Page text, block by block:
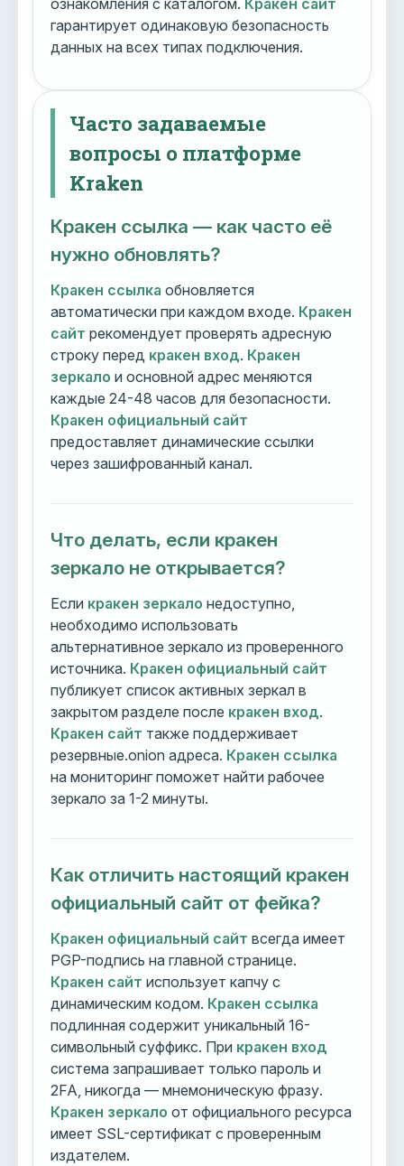
ознакомления с каталогом. Кракен сайт
гарантирует одинаковую безопасность
данных на всех типах подключения.
Часто задаваемые
вопросы о платформе
Kraken
Кракен ссылка — как часто её
нужно обновлять?
Кракен ссылка обновляется
автоматически при каждом входе. Кракен
сайт рекомендует проверять адресную
строку перед кракен вход. Кракен
зеркало и основной адрес меняются
каждые 24-48 часов для безопасности.
Кракен официальный сайт
предоставляет динамические ссылки
через зашифрованный канал.
Что делать, если кракен
зеркало не открывается?
Если кракен зеркало недоступно,
необходимо использовать
альтернативное зеркало из проверенного
источника. Кракен официальный сайт
публикует список активных зеркал в
закрытом разделе после кракен вход.
Кракен сайт также поддерживает
резервные.onion адреса. Кракен ссылка
на мониторинг поможет найти рабочее
зеркало за 1-2 минуты.
Как отличить настоящий кракен
официальный сайт от фейка?
Кракен официальный сайт всегда имеет
PGP-подпись на главной странице.
Кракен сайт использует капчу с
динамическим кодом. Кракен ссылка
подлинная содержит уникальный 16-
символьный суффикс. При кракен вход
система запрашивает только пароль и
2FA, никогда — мнемоническую фразу.
Кракен зеркало от официального ресурса
имеет SSL-сертификат с проверенным
издателем.